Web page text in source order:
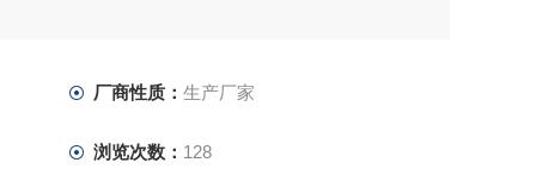
厂商性质： 生产厂家
浏览次数： 128